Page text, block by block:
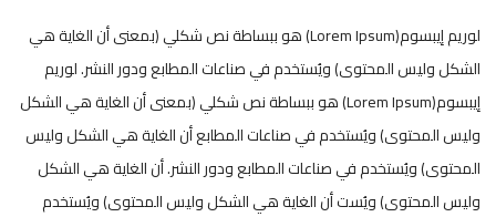
لوريم إيبسوم(Lorem Ipsum) هو ببساطة نص شكلي (بمعنى أن الغاية هي
الشكل وليس المحتوى) ويُستخدم في صناعات المطابع ودور النشر. لوريم
إيبسوم(Lorem Ipsum) هو ببساطة نص شكلي (بمعنى أن الغاية هي الشكل
وليس المحتوى) ويُستخدم في صناعات المطابع أن الغاية هي الشكل وليس
المحتوى) ويُستخدم في صناعات المطابع ودور النشر. أن الغاية هي الشكل
وليس المحتوى) ويُست أن الغاية هي الشكل وليس المحتوى) ويُستخدم